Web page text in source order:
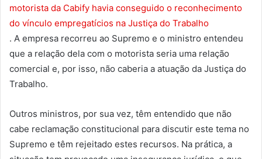
motorista da Cabify havia conseguido o reconhecimento
do vínculo empregatícios na Justiça do Trabalho
. A empresa recorreu ao Supremo e o ministro entendeu
que a relação dela com o motorista seria uma relação
comercial e, por isso, não caberia a atuação da Justiça do
Trabalho.
Outros ministros, por sua vez, têm entendido que não
cabe reclamação constitucional para discutir este tema no
Supremo e têm rejeitado estes recursos. Na prática, a